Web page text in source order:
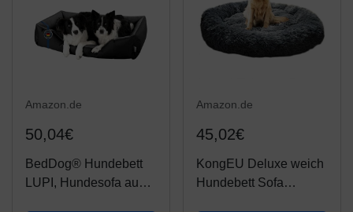
Amazon.de
50,04€
BedDog® Hundebett
LUPI, Hundesofa aus
Amazon.de
45,02€
KongEU Deluxe weich
Hundebett Sofa